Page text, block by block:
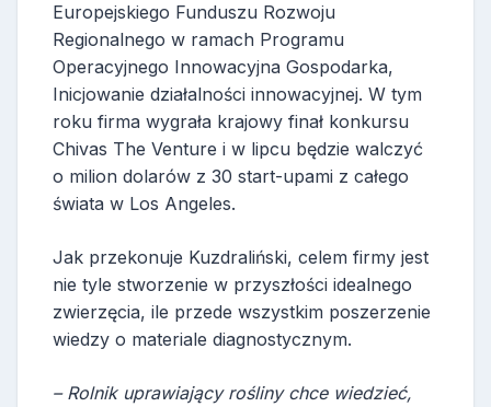
Europejskiego Funduszu Rozwoju
Regionalnego w ramach Programu
Operacyjnego Innowacyjna Gospodarka,
Inicjowanie działalności innowacyjnej. W tym
roku firma wygrała krajowy finał konkursu
Chivas The Venture i w lipcu będzie walczyć
o milion dolarów z 30 start-upami z całego
świata w Los Angeles.
Jak przekonuje Kuzdraliński, celem firmy jest
nie tyle stworzenie w przyszłości idealnego
zwierzęcia, ile przede wszystkim poszerzenie
wiedzy o materiale diagnostycznym.
– Rolnik uprawiający rośliny chce wiedzieć,